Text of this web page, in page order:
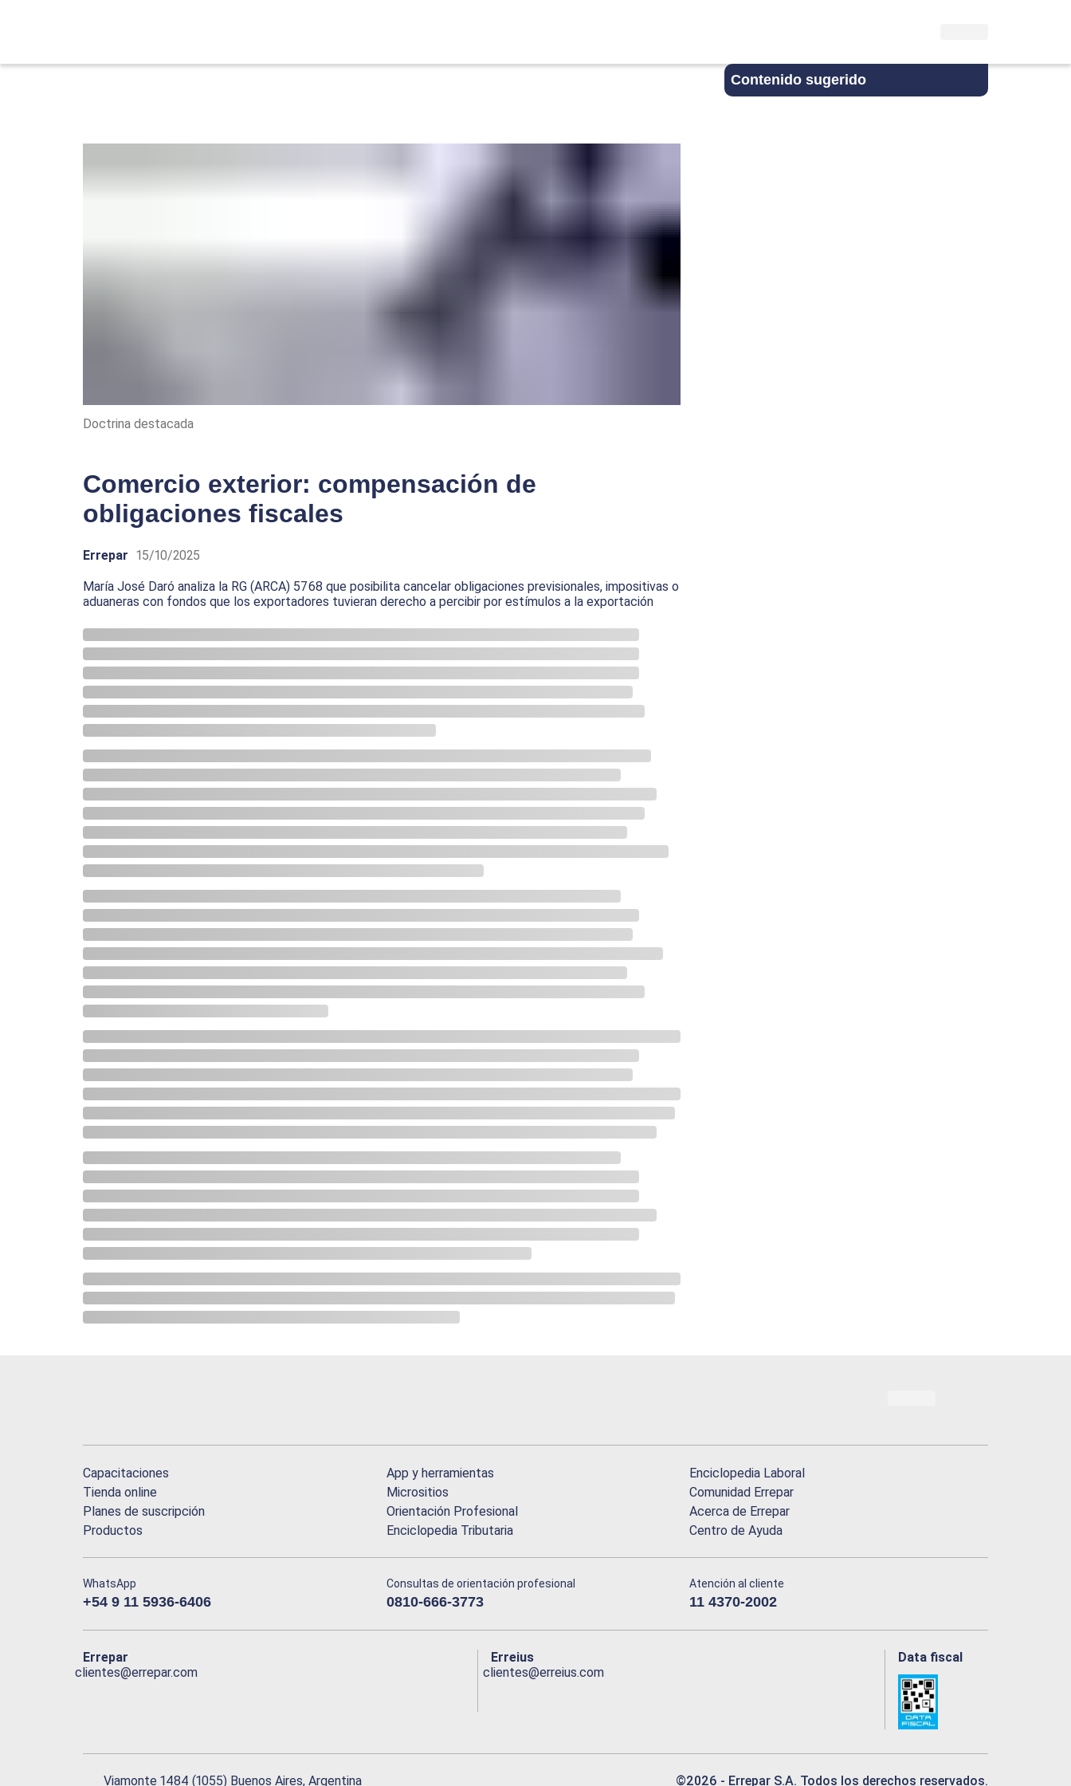
Contenido sugerido
Doctrina destacada
Comercio exterior: compensación de
obligaciones fiscales
Errepar 15/10/2025
María José Daró analiza la RG (ARCA) 5768 que posibilita cancelar obligaciones previsionales, impositivas o
aduaneras con fondos que los exportadores tuvieran derecho a percibir por estímulos a la exportación
Capacitaciones
Tienda online
Planes de suscripción
Productos
App y herramientas
Micrositios
Orientación Profesional
Enciclopedia Tributaria
Enciclopedia Laboral
Comunidad Errepar
Acerca de Errepar
Centro de Ayuda
WhatsApp
+54 9 11 5936-6406
Consultas de orientación profesional
0810-666-3773
Atención al cliente
11 4370-2002
Errepar
clientes@errepar.com
Erreius
clientes@erreius.com
Data fiscal
Viamonte 1484 (1055) Buenos Aires, Argentina ©2026 - Errepar S.A. Todos los derechos reservados.